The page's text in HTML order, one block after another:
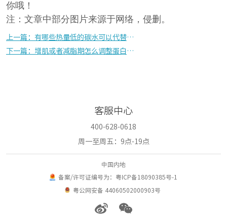
你哦！
注：文章中部分图片来源于网络，侵删。
上一篇：有哪些热量低的碳水可以代替主食？这3种食物不容错过
下一篇：增肌或者减脂期怎么调整蛋白质的摄入量呢？
客服中心
400-628-0618
周一至周五：9点-19点
中国内地
备案/许可证编号为：粤ICP备18090385号-1
粤公网安备 44060502000903号